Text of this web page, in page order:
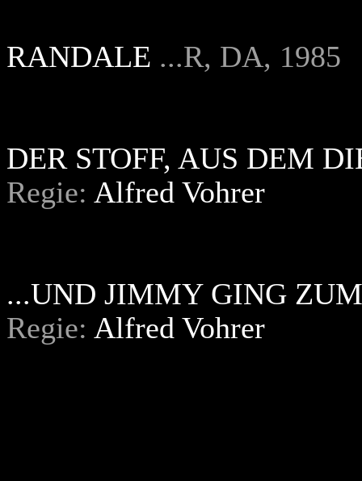
RANDALE ...R, DA, 1985
DER STOFF, AUS DEM
Regie: Alfred Vohrer
...UND JIMMY GING
Regie: Alfred Vohrer